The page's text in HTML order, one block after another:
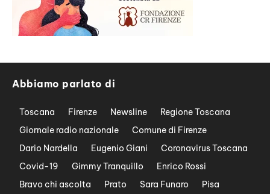
Abbiamo parlato di
Toscana Firenze Newsline
Regione Toscana
Giornale radio nazionale
Comune di Firenze
Dario Nardella
Eugenio Giani
Coronavirus Toscana
Covid-19
Gimmy Tranquillo
Enrico Rossi
Bravo chi ascolta
Prato Sara Funaro
Pisa